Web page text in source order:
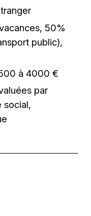
50%
public),
à 4000 €
par
social,